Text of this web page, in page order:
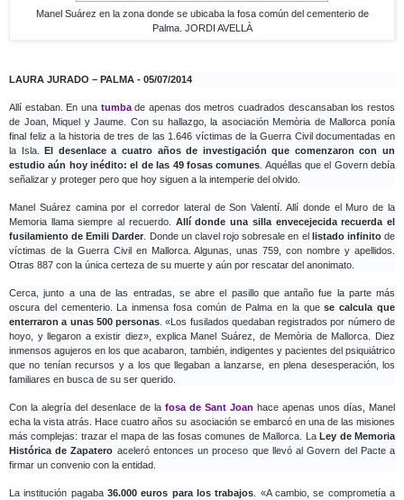
Manel Suárez en la zona donde se ubicaba la fosa común del cementerio de
Palma. JORDI AVELLÀ
LAURA JURADO – PALMA - 05/07/2014
Allí estaban. En una tumbade apenas dos metros cuadrados descansaban los restos
de Joan, Miquel y Jaume. Con su hallazgo, la asociación Memòria de Mallorca ponía
final feliz a la historia de tres de las 1.646 víctimas de la Guerra Civil documentadas en
la Isla.El desenlace a cuatro años de investigación que comenzaron con un
estudio aún hoy inédito: el de las 49 fosas comunes . Aquéllas que el Govern debía
señalizar y proteger pero que hoy siguen a la intemperie del olvido.
Manel Suárez camina por el corredor lateral de Son Valentí. Allí donde el Muro de la
Memoria llama siempre al recuerdo. Allí donde una silla envecejecida recuerda el
fusilamiento de Emili Darder . Donde un clavel rojo sobresale en ellistado infinitode
víctimas de la Guerra Civil en Mallorca. Algunas, unas 759, con nombre y apellidos.
Otras 887 con la única certeza de su muerte y aún por rescatar del anonimato.
Cerca, junto a una de las entradas, se abre el pasillo que antaño fue la parte más
oscura del cementerio. La inmensa fosa común de Palma en la quese calcula que
enterraron a unas 500 personas . «Los fusilados quedaban registrados por número de
hoyo, y llegaron a existir diez», explica Manel Suárez, de Memòria de Mallorca. Diez
inmensos agujeros en los que acabaron, también, indigentes y pacientes del psiquiátrico
que no tenían recursos y a los que llegaban a lanzarse, en plena desesperación, los
familiares en busca de su ser querido.
Con la alegría del desenlace de la fosa de Sant Joan hace apenas unos días, Manel
echa la vista atrás. Hace cuatro años su asociación se embarcó en una de las misiones
más complejas: trazar el mapa de las fosas comunes de Mallorca. LaLey de Memoria
Histórica de Zapatero aceleró entonces un proceso que llevó al Govern del Pacte a
firmar un convenio con la entidad.
La institución pagaba 36.000 euros para los trabajos . «A cambio, se comprometía a